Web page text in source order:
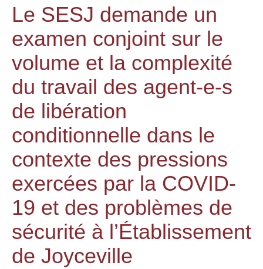
Le SESJ demande un
examen conjoint sur le
volume et la complexité
du travail des agent-e-s
de libération
conditionnelle dans le
contexte des pressions
exercées par la COVID-
19 et des problèmes de
sécurité à l’Établissement
de Joyceville